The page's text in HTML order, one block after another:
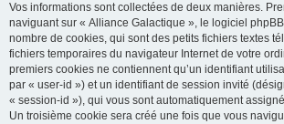
Vos informations sont collectées de deux manières.
naviguant sur « Alliance Galactique », le logiciel
nombre de cookies, qui sont des petits fichiers textes
fichiers temporaires du navigateur Internet de votre
premiers cookies ne contiennent qu’un identifiant
par « user-id ») et un identifiant de session invité
« session-id »), qui vous sont automatiquement
Un troisième cookie sera créé une fois que vous